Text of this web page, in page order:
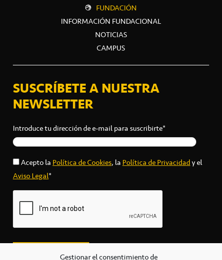
Gestionar el consentimiento de
FUNDACIÓN
INFORMACIÓN FUNDACIONAL
NOTICIAS
CAMPUS
SUSCRÍBETE A NUESTRA
NEWSLETTER
Introduce tu dirección de e-mail para suscribirte*
Acepto laPolítica de Cookies, laPolítica de Privacidady el
Aviso Legal*